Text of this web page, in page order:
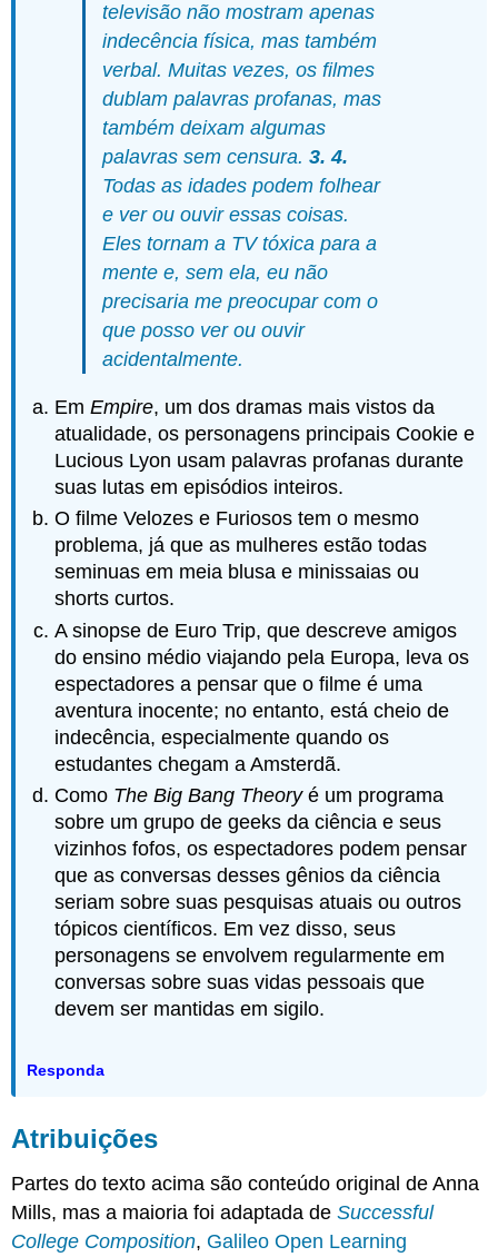
televisão não mostram apenas
indecência física, mas também
verbal. Muitas vezes, os filmes
dublam palavras profanas, mas
também deixam algumas
palavras sem censura.3. 4.
Todas as idades podem folhear
e ver ou ouvir essas coisas.
Eles tornam a TV tóxica para a
mente e, sem ela, eu não
precisaria me preocupar com o
que posso ver ou ouvir
acidentalmente.
EmEmpire, um dos dramas mais vistos da
atualidade, os personagens principais Cookie e
Lucious Lyon usam palavras profanas durante
suas lutas em episódios inteiros.
O filme Velozes e Furiosos tem o mesmo
problema, já que as mulheres estão todas
seminuas em meia blusa e minissaias ou
shorts curtos.
A sinopse de Euro Trip, que descreve amigos
do ensino médio viajando pela Europa, leva os
espectadores a pensar que o filme é uma
aventura inocente; no entanto, está cheio de
indecência, especialmente quando os
estudantes chegam a Amsterdã.
Como The Big Bang Theoryé um programa
sobre um grupo de geeks da ciência e seus
vizinhos fofos, os espectadores podem pensar
que as conversas desses gênios da ciência
seriam sobre suas pesquisas atuais ou outros
tópicos científicos. Em vez disso, seus
personagens se envolvem regularmente em
conversas sobre suas vidas pessoais que
devem ser mantidas em sigilo.
Responda
Atribuições
Partes do texto acima são conteúdo original de Anna
Mills, mas a maioria foi adaptada deSuccessful
College Composition, Galileo Open Learning